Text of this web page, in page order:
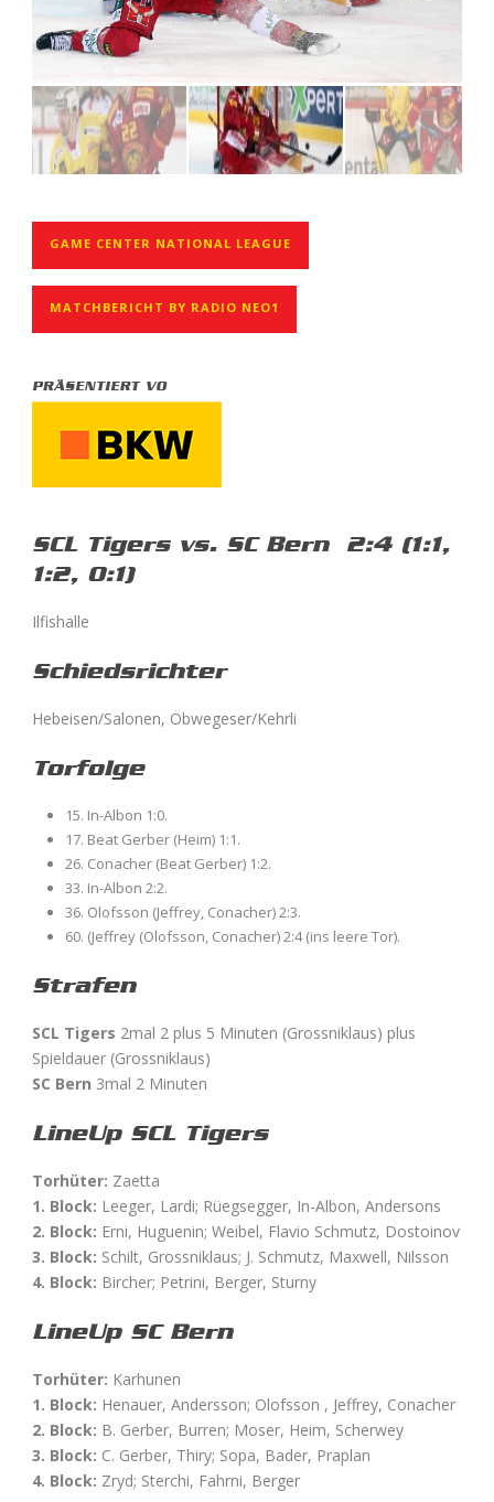
GAME CENTER NATIONAL LEAGUE
MATCHBERICHT BY RADIO NEO1
SCL Tigers vs. SC Bern
2:4 (1:1,
1:2, 0:1)
Ilfishalle
Schiedsrichter
Hebeisen/Salonen, Obwegeser/Kehrli
Torfolge
15. In-Albon 1:0.
17. Beat Gerber (Heim) 1:1.
26. Conacher (Beat Gerber) 1:2.
33. In-Albon 2:2.
36. Olofsson (Jeffrey, Conacher) 2:3.
60. (Jeffrey (Olofsson, Conacher) 2:4 (ins leere Tor).
Strafen
SCL Tigers 2mal 2 plus 5 Minuten (Grossniklaus) plus
Spieldauer (Grossniklaus)
SC Bern 3mal 2 Minuten
LineUp SCL Tigers
Torhüter: Zaetta
1. Block: Leeger, Lardi; Rüegsegger, In-Albon, Andersons
2. Block: Erni, Huguenin; Weibel, Flavio Schmutz, Dostoinov
3. Block: Schilt, Grossniklaus; J. Schmutz, Maxwell, Nilsson
4. Block: Bircher; Petrini, Berger, Sturny
LineUp SC Bern
Torhüter: Karhunen
1. Block: Henauer, Andersson; Olofsson , Jeffrey, Conacher
2. Block: B. Gerber, Burren; Moser, Heim, Scherwey
3. Block: C. Gerber, Thiry; Sopa, Bader, Praplan
4. Block: Zryd; Sterchi, Fahrni, Berger